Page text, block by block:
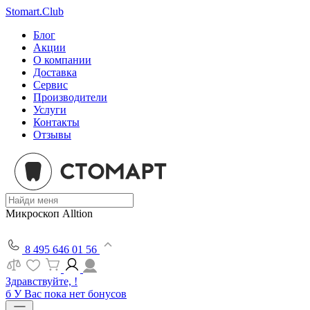
Stomart.Club
Блог
Акции
О компании
Доставка
Сервис
Производители
Услуги
Контакты
Отзывы
Микроскоп Alltion
8 495 646 01 56
Здравствуйте, !
б У Вас пока нет бонусов